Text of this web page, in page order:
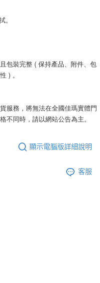
包裝完整 ( 保持產品、附件、包
) 。
服務，將無法在全國佳瑪實體門
不同時，請以網站公告為主。
顯示電腦版詳細說明
客服